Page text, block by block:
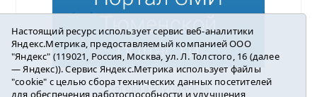
Погода в Ялуторовске
Настоящий ресурс использует сервис веб-аналитики
Яндекс.Метрика, предоставляемый компанией ООО
"Яндекс" (119021, Россия, Москва, ул. Л. Толстого, 16 (далее
— Яндекс)). Сервис Яндекс.Метрика использует файлы
"cookie" с целью сбора технических данных посетителей
для обеспечения работоспособности и улучшения